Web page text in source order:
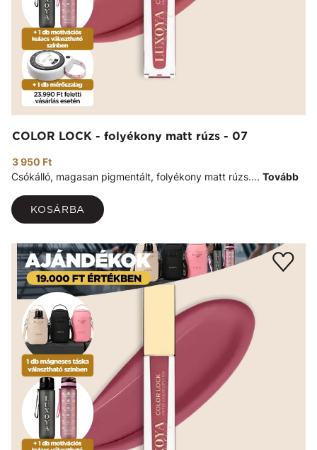
COLOR LOCK - folyékony matt rúzs - 07
3 950 Ft
Csókálló, magasan pigmentált, folyékony matt rúzs.... Tovább
KOSÁRBA